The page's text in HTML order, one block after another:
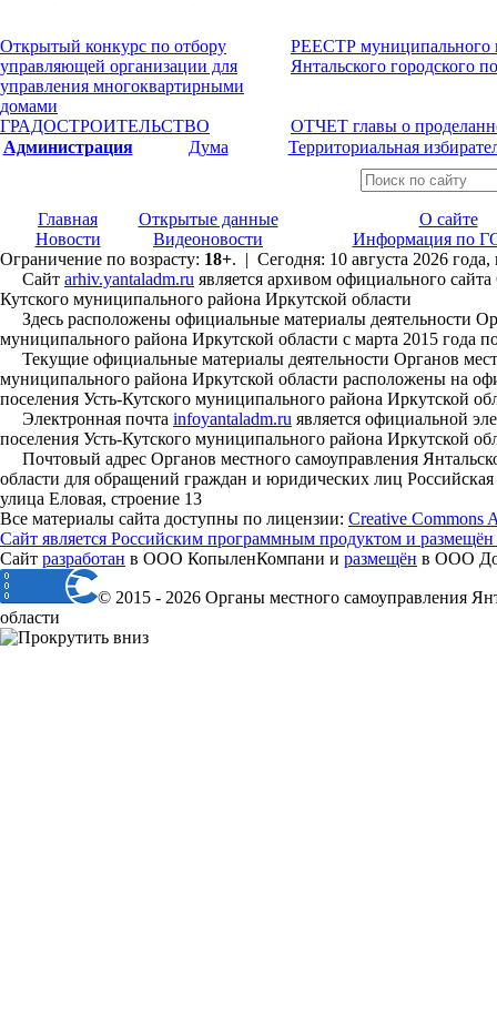
Открытый конкурс по отбору
управляющей организации для
управления многоквартирными
домами
РЕЕСТР муниципального
Янтальского городского
ГРАДОСТРОИТЕЛЬСТВО
ОТЧЕТ главы о
Администрация
Дума Территориальная
Главная Открытые данные
О сайте
Новости
Видеоновости
Информация по
Ограничение по возрасту: 18+. | Сегодня: 10 августа 2026
Сайт arhiv.yantaladm.ru является архивом официального
Кутского муниципального района Иркутской области
Здесь расположены официальные материалы деятельности
муниципального района Иркутской области с марта 2015 года
Текущие официальные материалы деятельности Органов
муниципального района Иркутской области расположены на
поселения Усть-Кутского муниципального района Иркутской
Электронная почта infoyantaladm.ru является официальной
поселения Усть-Кутского муниципального района Иркутской
Почтовый адрес Органов местного самоуправления
области для обращений граждан и юридических лиц
улица Еловая, строение 13
Все материалы сайта доступны по лицензии: Creative Commons
Сайт является Российским программным продуктом и
Сайт разработан в ООО КопыленКомпани и размещён в ООО
© 2015 - 2026 Органы местного самоуправления
области